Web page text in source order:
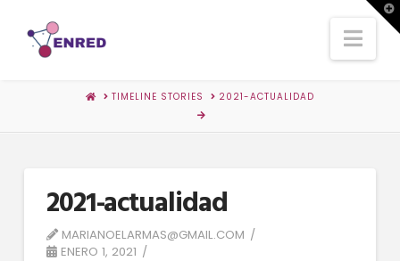
HOMETIMELINE STORIES 2021-ACTUALIDAD
2021-actualidad
MARIANOELARMAS@GMAIL.COM
ENERO 1, 2021